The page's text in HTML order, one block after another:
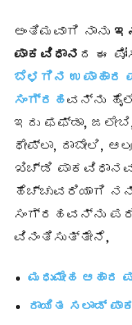
ಅಂತಿಮವಾಗಿ ನಾನು
ಪಾಕವಿಧಾನ ದ ಈ
ಬೆಳಗಿನ ಉಪಾಹಾರ
ಸಂಗ್ರಹವನ್ನು
ಇದು ಫಫ್ಡಾ,
ಥೇಪ್ಲಾ, ದಾಬೇಲಿ,
ಖಿಚ್ಡಿ
ಹೆಚ್ಚುವರಿಯಾಗಿ
ಸಂಗ್ರಹವನ್ನು
ವಿನಂತಿಸುತ್ತೇನೆ,
ಮಧುಮೇಹ ಆಹಾರ
ರಾಯಿತ ಸಲಾಡ್